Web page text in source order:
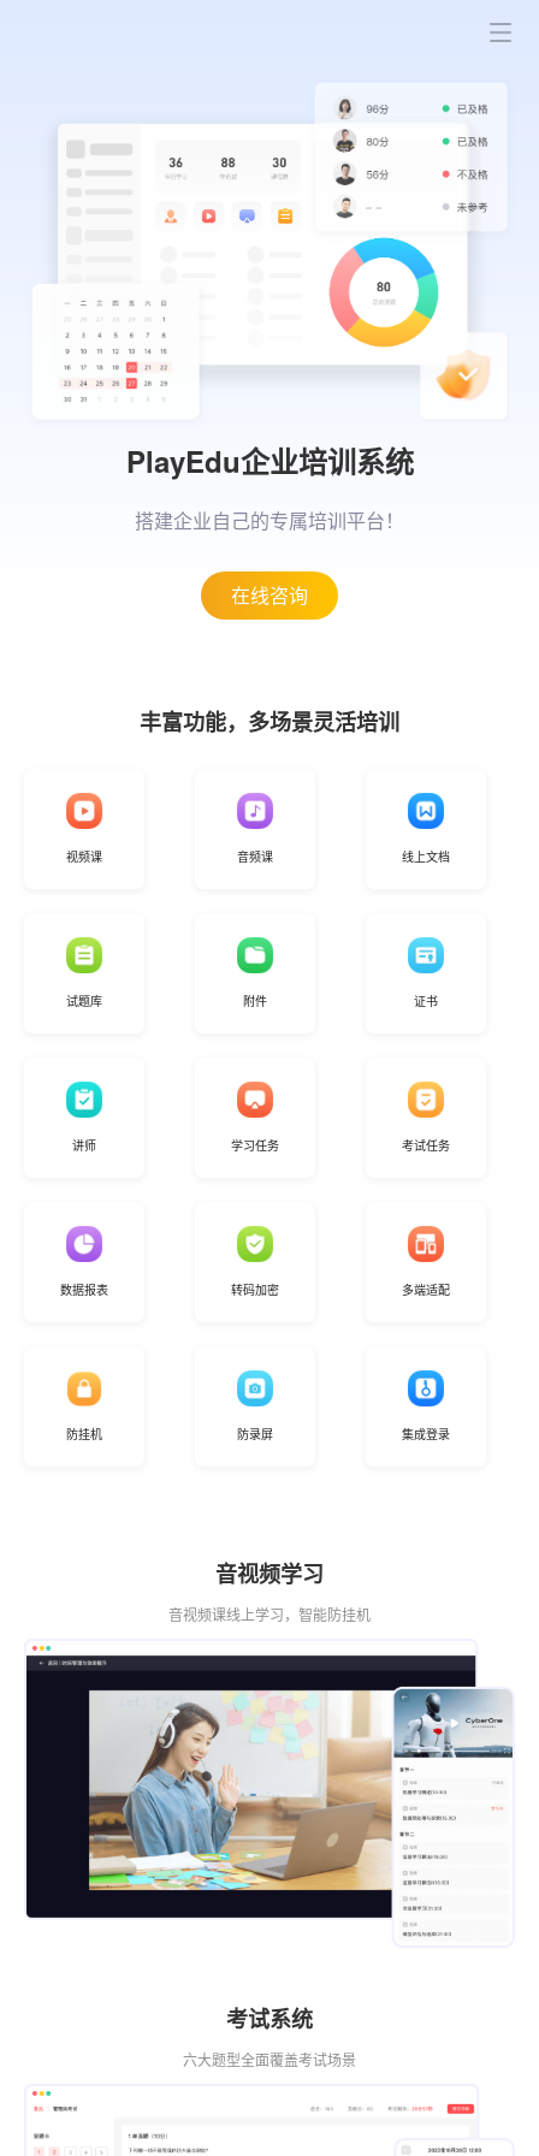
PlayEdu企业培训系统
搭建企业自己的专属培训平台！
在线咨询
丰富功能，多场景灵活培训
视频课 音频课 线上文档
试题库 附件 证书
讲师 学习任务 考试任务
数据报表 转码加密 多端适配
防挂机 防录屏 集成登录
音视频学习
音视频课线上学习，智能防挂机
考试系统
六大题型全面覆盖考试场景